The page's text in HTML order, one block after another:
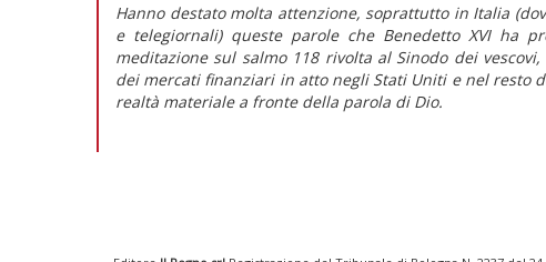
Hanno destato molta attenzione, soprattutto in Italia
e telegiornali) queste parole che Benedetto XVI ha
meditazione sul salmo 118 rivolta al Sinodo dei
dei mercati finanziari in atto negli Stati Uniti e nel resto
realtà materiale a fronte della parola di Dio.